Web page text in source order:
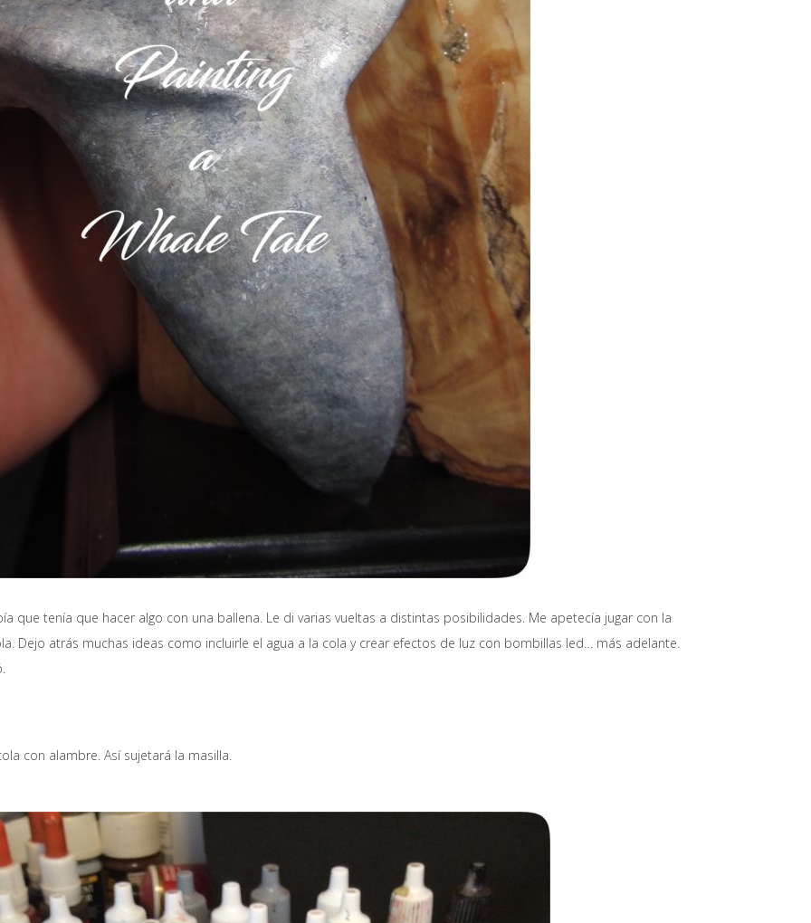
que tenía que hacer algo con una ballena. Le di varias vueltas a distintas posibilidades. Me apetecía jugar con la
Dejo atrás muchas ideas como incluirle el agua a la cola y crear efectos de luz con bombillas led… más adelante.
con alambre. Así sujetará la masilla.